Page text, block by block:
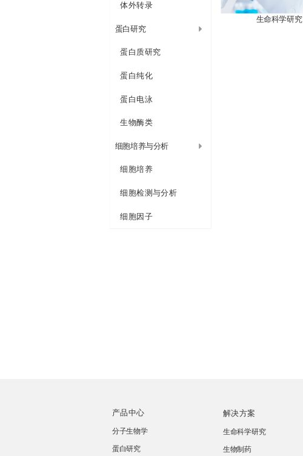
体外转录
蛋白研究
蛋白质研究
蛋白纯化
蛋白电泳
生物酶类
细胞培养与分析
细胞培养
细胞检测与分析
细胞因子
生命科学研究
产品中心
分子生物学
蛋白研究
解决方案
生命科学研究
生物制药